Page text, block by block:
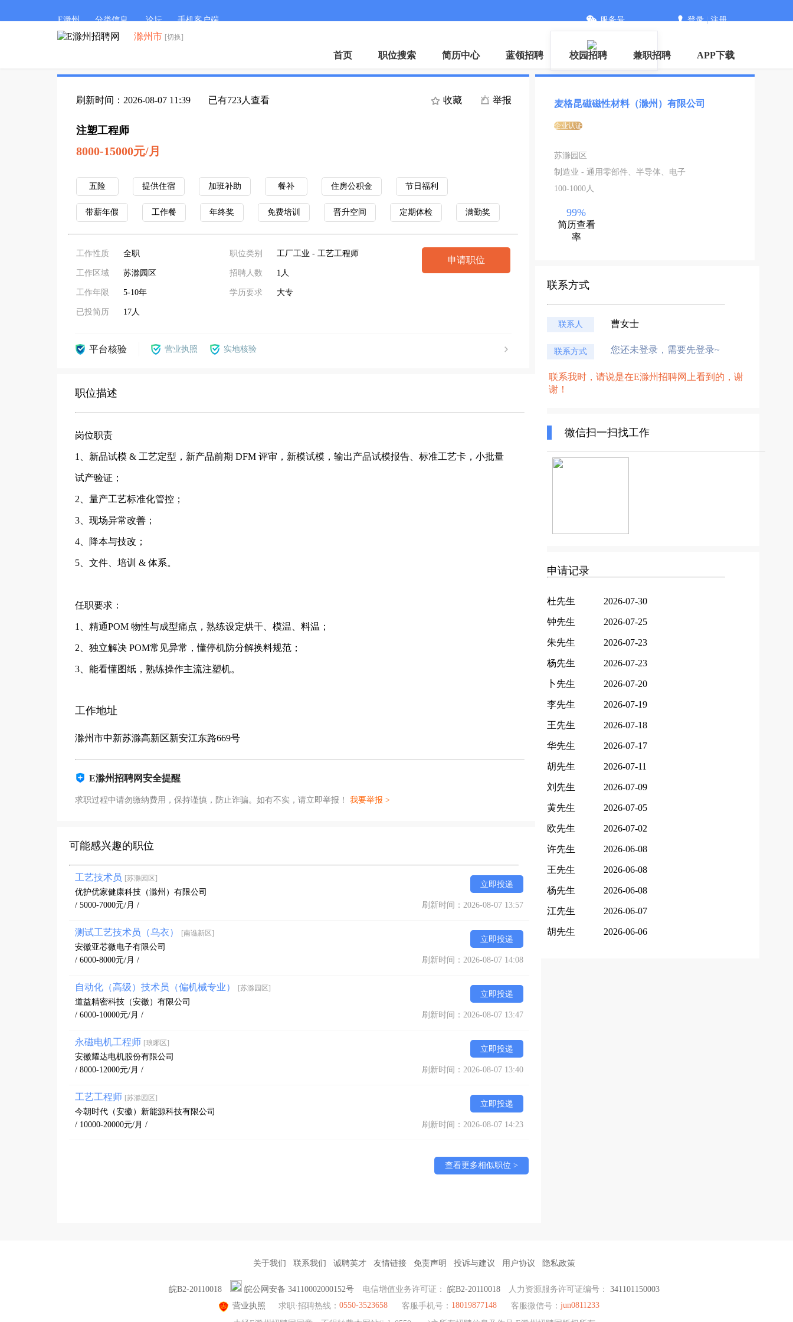
E滁州 分类信息 论坛 手机客户端 服务号 登录|注册
滁州市 [切换]
首页 职位搜索 简历中心 蓝领招聘 校园招聘 兼职招聘 APP下载
刷新时间：2026-08-07 11:39 已有723人查看 收藏 举报
注塑工程师
8000-15000元/月
五险 提供住宿 加班补助 餐补 住房公积金 节日福利
带薪年假 工作餐 年终奖 免费培训 晋升空间 定期体检 满勤奖
工作性质 全职
工作区域 苏滁园区
工作年限 5-10年
已投简历 17人
职位类别 工厂工业 - 工艺工程师
招聘人数 1人
学历要求 大专
申请职位
平台核验 营业执照 实地核验
职位描述
岗位职责
1、新品试模 & 工艺定型，新产品前期 DFM 评审，新模试模，输出产品试模报告、标准工艺卡，小批量
试产验证；
2、量产工艺标准化管控；
3、现场异常改善；
4、降本与技改；
5、文件、培训 & 体系。
任职要求：
1、精通POM 物性与成型痛点，熟练设定烘干、模温、料温；
2、独立解决 POM常见异常，懂停机防分解换料规范；
3、能看懂图纸，熟练操作主流注塑机。
工作地址
滁州市中新苏滁高新区新安江东路669号
E滁州招聘网安全提醒
求职过程中请勿缴纳费用，保持谨慎，防止诈骗。如有不实，请立即举报！ 我要举报 >
可能感兴趣的职位
工艺技术员 [苏滁园区]
立即投递
优护优家健康科技（滁州）有限公司
/ 5000-7000元/月 /
刷新时间：2026-08-07 13:57
测试工艺技术员（乌衣） [南谯新区]
立即投递
安徽亚芯微电子有限公司
/ 6000-8000元/月 /
刷新时间：2026-08-07 14:08
自动化（高级）技术员（偏机械专业） [苏滁园区]
立即投递
道益精密科技（安徽）有限公司
/ 6000-10000元/月 /
刷新时间：2026-08-07 13:47
永磁电机工程师 [琅琊区]
立即投递
安徽耀达电机股份有限公司
/ 8000-12000元/月 /
刷新时间：2026-08-07 13:40
工艺工程师 [苏滁园区]
立即投递
今朝时代（安徽）新能源科技有限公司
/ 10000-20000元/月 /
刷新时间：2026-08-07 14:23
查看更多相似职位 >
麦格昆磁磁性材料（滁州）有限公司
企业认证
苏滁园区
制造业 - 通用零部件、半导体、电子
100-1000人
99%
简历查看
率
联系方式
联系人 曹女士
联系方式 您还未登录，需要先登录~
联系我时，请说是在E滁州招聘网上看到的，谢
谢！
微信扫一扫找工作
申请记录
杜先生 2026-07-30
钟先生 2026-07-25
朱先生 2026-07-23
杨先生 2026-07-23
卜先生 2026-07-20
李先生 2026-07-19
王先生 2026-07-18
华先生 2026-07-17
胡先生 2026-07-11
刘先生 2026-07-09
黄先生 2026-07-05
欧先生 2026-07-02
许先生 2026-06-08
王先生 2026-06-08
杨先生 2026-06-08
江先生 2026-06-07
胡先生 2026-06-06
关于我们 联系我们 诚聘英才 友情链接 免责声明 投诉与建议 用户协议 隐私政策
皖B2-20110018 皖公网安备 34110002000152号 电信增值业务许可证： 皖B2-20110018 人力资源服务许可证编号： 341101150003
营业执照
求职·招聘热线： 0550-3523658 客服手机号： 18019877148 客服微信号： jun0811233